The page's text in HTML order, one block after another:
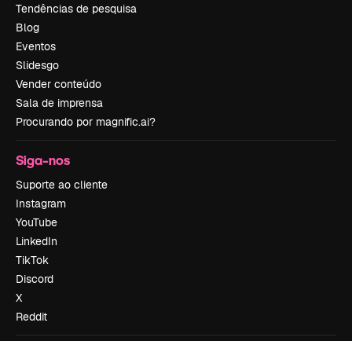
Tendências de pesquisa
Blog
Eventos
Slidesgo
Vender conteúdo
Sala de imprensa
Procurando por magnific.ai?
Siga-nos
Suporte ao cliente
Instagram
YouTube
LinkedIn
TikTok
Discord
X
Reddit